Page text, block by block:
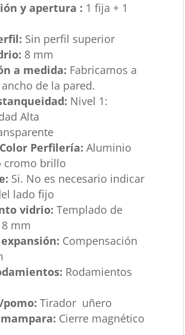
y apertura : 1 fija + 1
Sin perfil superior
8 mm
a medida: Fabricamos a
de la pared.
Nivel 1:
Alta
Perfilería: Aluminio
cromo brillo
Si. No es necesario indicar
lado fijo
vidrio: Templado de
mm
Compensación
Rodamientos
Tirador uñero
Cierre magnético